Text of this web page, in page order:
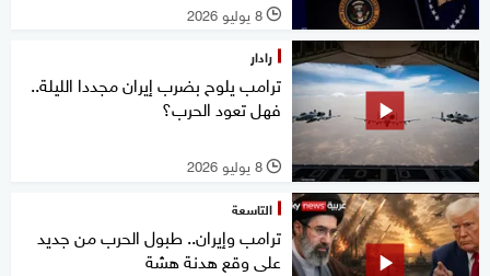
l 8 يوليو 2026
رادار
ترامب يلوح بضرب إيران مجددا الليلة..
فهل تعود الحرب؟
l 8 يوليو 2026
التاسعة
ترامب وإيران.. طبول الحرب من جديد
على وقع هدنة هشة